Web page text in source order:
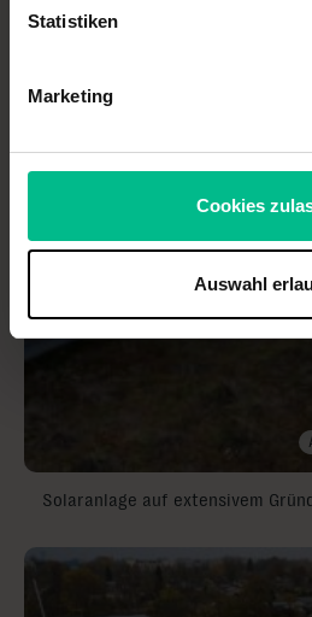
Statistiken
Marketing
Cookies
Auswahl
Solaranlage auf extensivem